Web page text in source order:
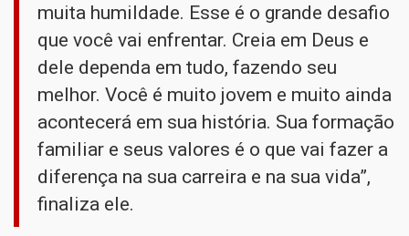
muita humildade. Esse é o grande desafio
que você vai enfrentar. Creia em Deus e
dele dependa em tudo, fazendo seu
melhor. Você é muito jovem e muito ainda
acontecerá em sua história. Sua formação
familiar e seus valores é o que vai fazer a
diferença na sua carreira e na sua vida”,
finaliza ele.